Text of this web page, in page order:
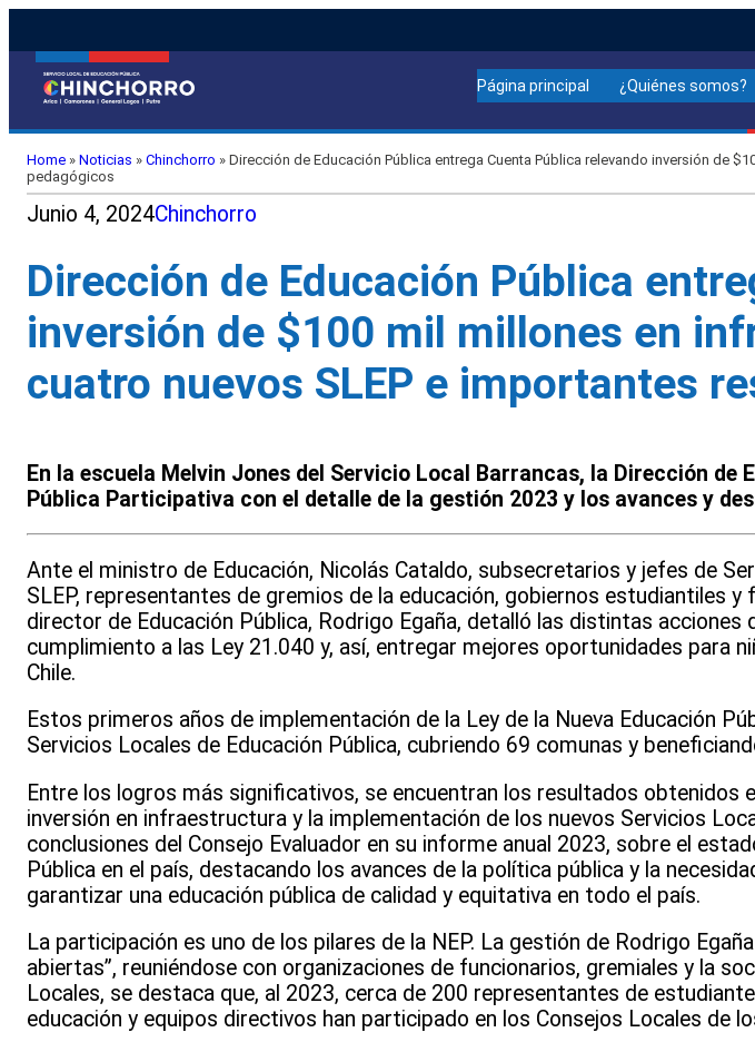
Página principal ¿Quiénes somos?
Home » Noticias » Chinchorro » Dirección de Educación Pública entrega Cuenta Pública relevando inversión de
pedagógicos
Junio 4, 2024Chinchorro
Dirección de Educación Pública
inversión de $100 mil millones en
cuatro nuevos SLEP e importantes
En la escuela Melvin Jones del Servicio Local Barrancas, la Dirección de
Pública Participativa con el detalle de la gestión 2023 y los avances y
Ante el ministro de Educación, Nicolás Cataldo, subsecretarios y jefes de
SLEP, representantes de gremios de la educación, gobiernos estudiantiles y
director de Educación Pública, Rodrigo Egaña, detalló las distintas acciones
cumplimiento a las Ley 21.040 y, así, entregar mejores oportunidades para
Chile.
Estos primeros años de implementación de la Ley de la Nueva Educación
Servicios Locales de Educación Pública, cubriendo 69 comunas y
Entre los logros más significativos, se encuentran los resultados obtenidos
inversión en infraestructura y la implementación de los nuevos Servicios
conclusiones del Consejo Evaluador en su informe anual 2023, sobre el
Pública en el país, destacando los avances de la política pública y la
garantizar una educación pública de calidad y equitativa en todo el país.
La participación es uno de los pilares de la NEP. La gestión de Rodrigo
abiertas”, reuniéndose con organizaciones de funcionarios, gremiales y la
Locales, se destaca que, al 2023, cerca de 200 representantes de
educación y equipos directivos han participado en los Consejos Locales de